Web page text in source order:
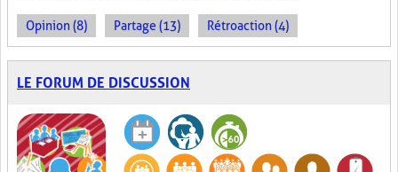
Opinion (8) Partage (13) Rétroaction (4)
LE FORUM DE DISCUSSION